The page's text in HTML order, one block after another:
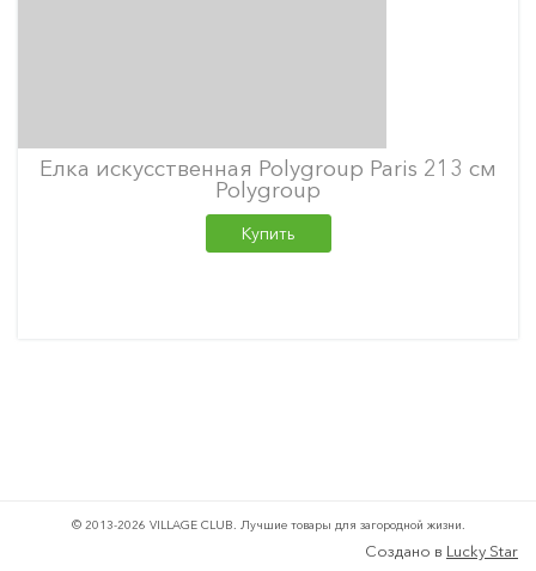
Елка искусственная Polygroup Paris 213 см
Polygroup
Купить
© 2013-2026 VILLAGE CLUB. Лучшие товары для загородной жизни.
Создано в Lucky Star